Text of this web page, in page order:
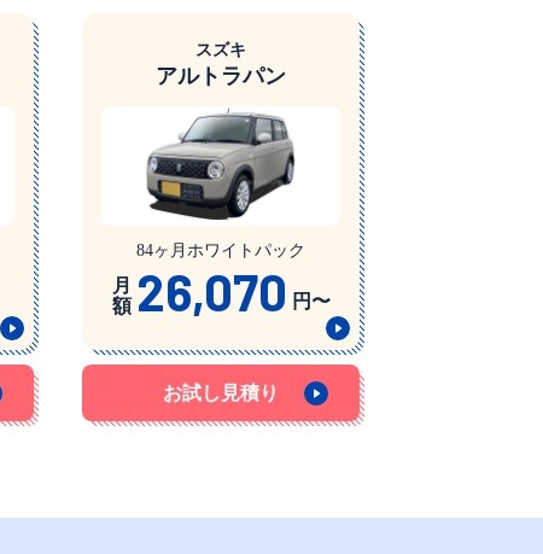
スズキ
アルトラパン
84ヶ月ホワイトパック
月
額 26,070 円〜
お試し見積り